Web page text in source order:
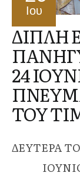
Ιου
ΔΙΠΛΗ
24
ΤΟΥ
ΔΕΥΤΕΡΑ
ΙΟΥΝΙΟΥ